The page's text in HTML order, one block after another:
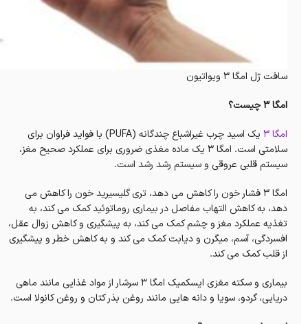
سافت ژل امگا 3 ویواتیون
امگا 3 چیست؟
امگا 3
یک اسید چرب غیراشباع چندگانه (PUFA) با فواید فراوان برای
سلامتی است.
امگا 3 یک ماده مغذی ضروری برای عملکرد صحیح مغز،
سیستم قلبی عروقی و سیستم رشد رشد است.
امگا 3 فشار خون را کاهش می دهد، تری گلیسیرید خون را کاهش می
دهد، به کاهش التهاب مفاصل در بیماری روماتوئید کمک می کند، به
تغذیه عملکرد مغز و چشم کمک می کند، به پیشگیری و کاهش زوال عقل،
افسردگی، آسم، میگرن و دیابت کمک می کند و به کاهش خطر و پیشگیری
از قلب کمک می کند.
بیماری و سکته مغزی ایسکمیک
امگا 3 سرشار از مواد غذایی مانند ماهی
دریایی، گردو، سویا و دانه هایی مانند روغن بذر کتان و روغن کانولا است.